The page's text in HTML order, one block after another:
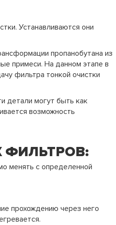
Устанавливаются они
пропанобутана из
примеси. На данном этапе в
фильтра тонкой очистки
детали могут быть как
возможность
ФИЛЬТРОВ:
менять с определенной
прохождению через него